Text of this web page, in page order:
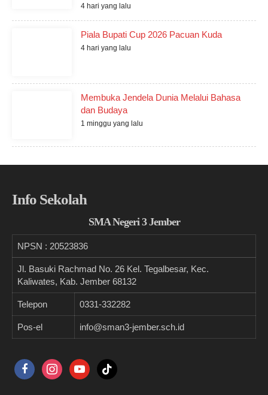
4 hari yang lalu
Piala Bupati Cup 2026 Pacuan Kuda
4 hari yang lalu
Membuka Jendela Dunia Melalui Bahasa
dan Budaya
1 minggu yang lalu
Info Sekolah
SMA Negeri 3 Jember
NPSN : 20523836
Jl. Basuki Rachmad No. 26 Kel. Tegalbesar, Kec.
Kaliwates, Kab. Jember 68132
Telepon 0331-332282
Pos-el info@sman3-jember.sch.id
facebookinstagramyoutubetiktok